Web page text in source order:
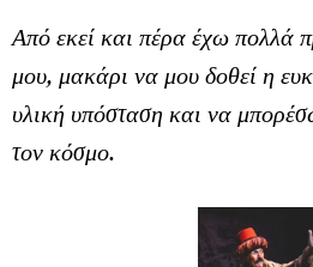
Από εκεί και πέρα έχω πολλά
μου, μακάρι να μου δοθεί η
υλική υπόσταση και να
τον κόσμο.